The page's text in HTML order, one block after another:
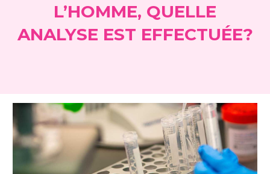
L’HOMME, QUELLE
ANALYSE EST EFFECTUÉE?